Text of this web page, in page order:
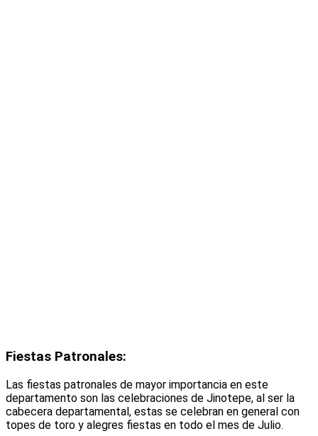
Fiestas Patronales:
Las fiestas patronales de mayor importancia en este
departamento son las celebraciones de Jinotepe, al ser la
cabecera departamental, estas se celebran en general con
topes de toro y alegres fiestas en todo el mes de Julio.